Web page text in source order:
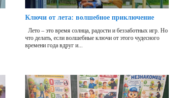
Ключи от лета: волшебное приключение
Лето – это время солнца, радости и беззаботных игр. Но
что делать, если волшебные ключи от этого чудесного
времени года вдруг и...